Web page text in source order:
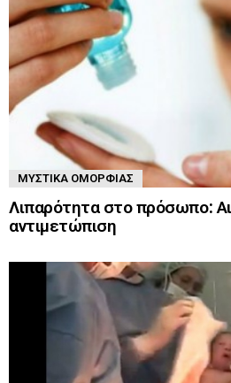
ΜΥΣΤΙΚΆ ΟΜΟΡΦΙΆΣ
Λιπαρότητα στο πρόσωπο:
αντιμετώπιση